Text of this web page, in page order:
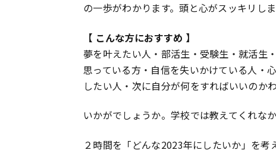
の一歩がわかります。頭と心がスッキリし
【 こんな方におすすめ 】
夢を叶えたい人・部活生・受験生・就活生
思っている方・自信を失いかけている人・
したい人・次に自分が何をすればいいのか
いかがでしょうか。学校では教えてくれな
２時間を「どんな2023年にしたいか」を考